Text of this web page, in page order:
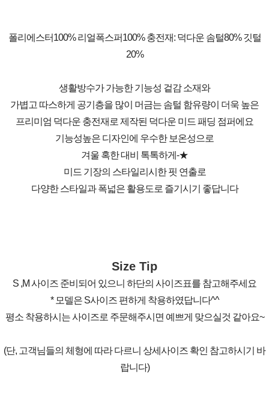
폴리에스터100% 리얼폭스퍼100% 충전재: 덕다운 솜털80% 깃털
20%
생활방수가 가능한 기능성 겉감 소재와
가볍고 따스하게 공기층을 많이 머금는 솜털 함유량이 더욱 높은
프리미엄 덕다운 충전재로 제작된 덕다운 미드 패딩 점퍼에요
기능성높은 디자인에 우수한 보온성으로
겨울 혹한 대비 톡톡하게-★
미드 기장의 스타일리시한 핏 연출로
다양한 스타일과 폭넓은 활용도로 즐기시기 좋답니다
Size Tip
S ,M 사이즈 준비되어 있으니 하단의 사이즈표를 참고해주세요
* 모델은 S사이즈 편하게 착용하였답니다^^
평소 착용하시는 사이즈로 주문해주시면 예쁘게 맞으실것 같아요~
(단, 고객님들의 체형에 따라 다르니 상세사이즈 확인 참고하시기 바
랍니다)